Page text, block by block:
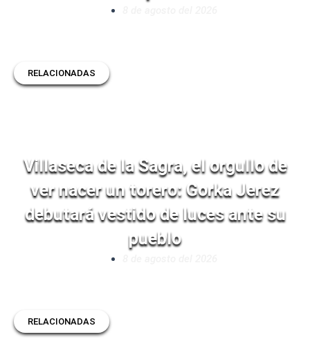
RELACIONADAS
Villaseca de la Sagra, el orgullo de
ver nacer un torero: Gorka Jerez
debutará vestido de luces ante su
pueblo
RELACIONADAS